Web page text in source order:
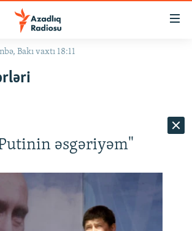
Bakı vaxtı 18:11
əsgəriyəm"